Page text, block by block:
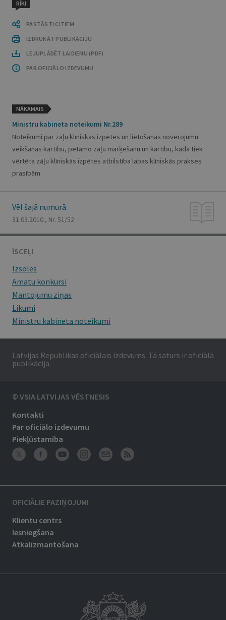
RĪKI
PASTĀSTI CITIEM
IZDRUKĀT PUBLIKĀCIJU
LEJUPLĀDĒT LAIDIENU (PDF)
PAR OFICIĀLO IZDEVUMU
NĀKAMAIS
Ministru kabineta noteikumi Nr.289
Noteikumi par zāļu klīniskās izpētes un lietošanas novērojumu
veikšanas kārtību, pētāmo zāļu marķēšanu un kārtību, kādā tiek
vērtēta zāļu klīniskās izpētes atbilstība labas klīniskās prakses
prasībām
Vēl šajā numurā
31.03.2010., Nr. 51/52
ĪSCEĻI
Izsoles
Amatu konkursi
Mantojumu ziņas
Likumi
Ministru kabineta noteikumi
Latvijas Republikas oficiālais izdevums. Tā saturs ir oficiālā
publikācija.
© VSIA LATVIJAS VĒSTNESIS
Kontakti
Par oficiālo izdevumu
Piekļūstamība
OFICIĀLIE PAZIŅOJUMI
Klientu centrs
Iesniegšana
Atkalizmantošana